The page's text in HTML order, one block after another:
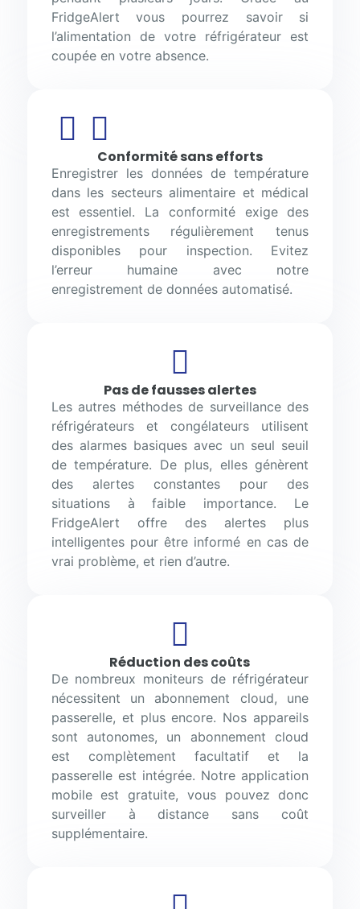
FridgeAlert vous pourrez savoir si
l’alimentation de votre réfrigérateur est
coupée en votre absence.
Conformité sans efforts
Enregistrer les données de température
dans les secteurs alimentaire et médical
est essentiel. La conformité exige des
enregistrements régulièrement tenus
disponibles pour inspection. Evitez
l’erreur humaine avec notre
enregistrement de données automatisé.
Pas de fausses alertes
Les autres méthodes de surveillance des
réfrigérateurs et congélateurs utilisent
des alarmes basiques avec un seul seuil
de température. De plus, elles génèrent
des alertes constantes pour des
situations à faible importance. Le
FridgeAlert offre des alertes plus
intelligentes pour être informé en cas de
vrai problème, et rien d’autre.
Réduction des coûts
De nombreux moniteurs de réfrigérateur
nécessitent un abonnement cloud, une
passerelle, et plus encore. Nos appareils
sont autonomes, un abonnement cloud
est complètement facultatif et la
passerelle est intégrée. Notre application
mobile est gratuite, vous pouvez donc
surveiller à distance sans coût
supplémentaire.